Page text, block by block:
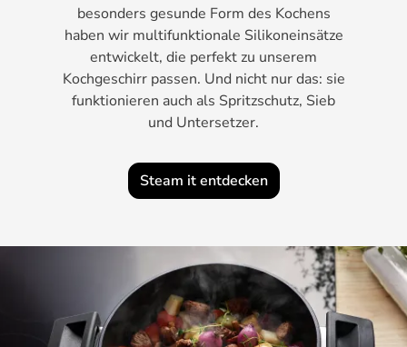
besonders gesunde Form des Kochens
haben wir multifunktionale Silikoneinsätze
entwickelt, die perfekt zu unserem
Kochgeschirr passen. Und nicht nur das: sie
funktionieren auch als Spritzschutz, Sieb
und Untersetzer.
Steam it entdecken